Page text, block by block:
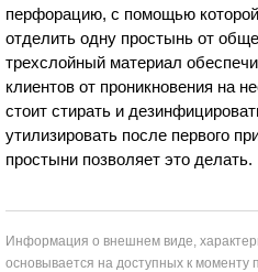
перфорацию, с помощью
отделить одну простынь от
трехслойный материал
клиентов от проникновения на
стоит стирать и
утилизировать после первого
простыни позволяет это делать.
Информация о внешнем виде,
основывается на доступных к моменту